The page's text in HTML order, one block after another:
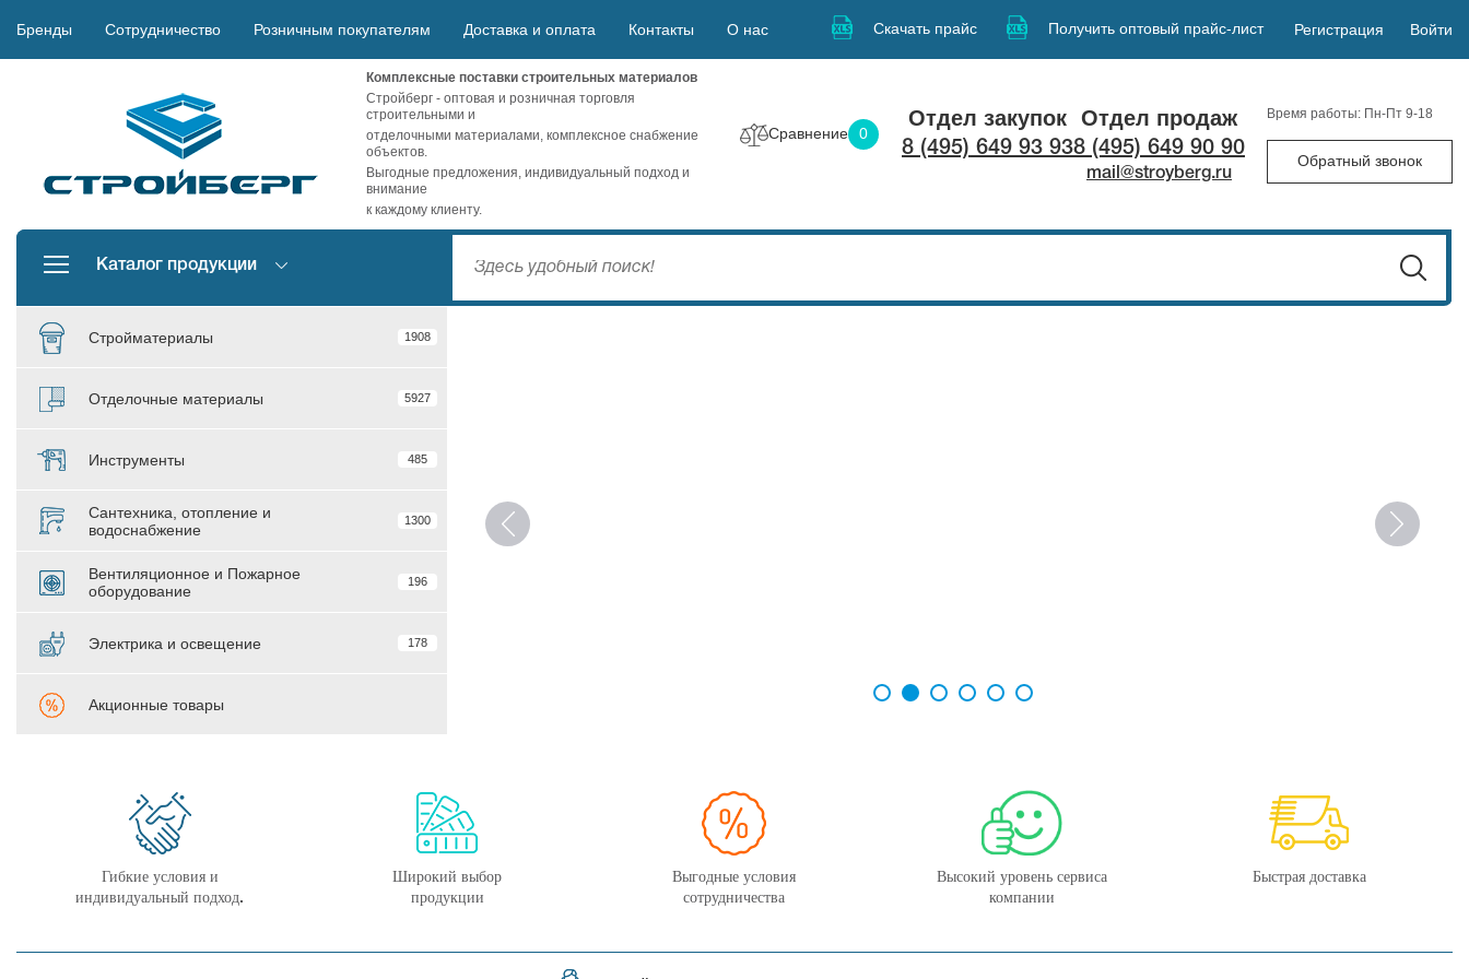
Бренды Сотрудничество Розничным покупателям Доставка и оплата Контакты О нас Скачать прайс Получить оптовый прайс-лист Регистрация Войти
Комплексные поставки строительных материалов
Стройберг - оптовая и розничная торговля
строительными и
отделочными материалами, комплексное снабжение
объектов.
Выгодные предложения, индивидуальный подход и
внимание
к каждому клиенту.
Сравнение 0
Отдел закупок
8 (495) 649 93 93
Отдел продаж
8 (495) 649 90 90
mail@stroyberg.ru
Время работы: Пн-Пт 9-18
Обратный звонок
Каталог продукции
Стройматериалы 1908
Отделочные материалы 5927
Инструменты 485
Сантехника, отопление и
водоснабжение
1300
Вентиляционное и Пожарное
оборудование
196
Электрика и освещение 178
Акционные товары
Гибкие условия и
индивидуальный подход.
Широкий выбор
продукции
Выгодные условия
сотрудничества
Высокий уровень сервиса
компании
Быстрая доставка